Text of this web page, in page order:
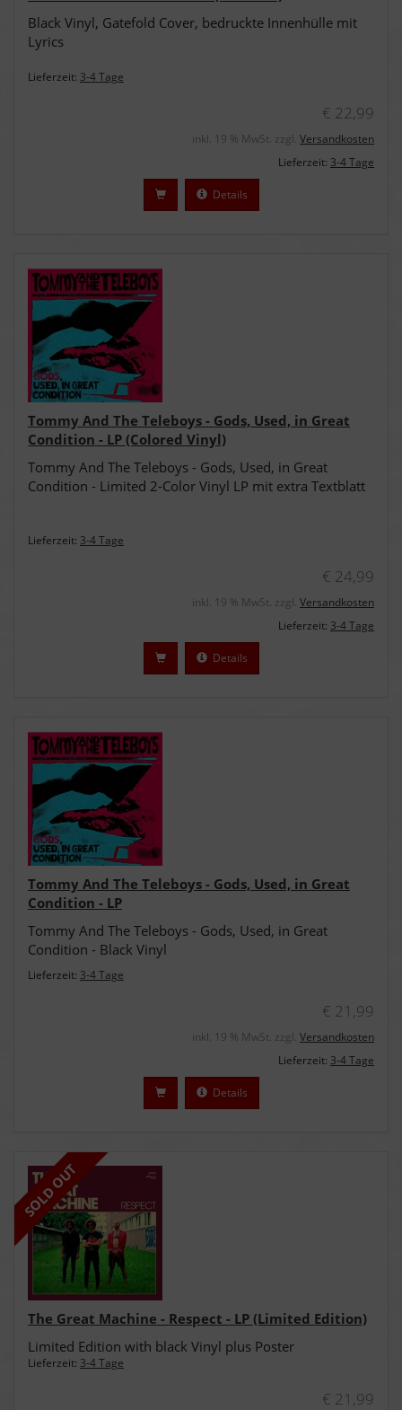
Black Vinyl, Gatefold Cover, bedruckte Innenhülle mit
Lyrics
Lieferzeit: 3-4 Tage
€ 22,99
inkl. 19 % MwSt. zzgl. Versandkosten
Lieferzeit: 3-4 Tage
Details
Tommy And The Teleboys - Gods, Used, in Great
Condition - LP (Colored Vinyl)
Tommy And The Teleboys - Gods, Used, in Great
Condition - Limited 2-Color Vinyl LP mit extra Textblatt
Lieferzeit: 3-4 Tage
€ 24,99
inkl. 19 % MwSt. zzgl. Versandkosten
Lieferzeit: 3-4 Tage
Details
Tommy And The Teleboys - Gods, Used, in Great
Condition - LP
Tommy And The Teleboys - Gods, Used, in Great
Condition - Black Vinyl
Lieferzeit: 3-4 Tage
€ 21,99
inkl. 19 % MwSt. zzgl. Versandkosten
Lieferzeit: 3-4 Tage
Details
SOLD OUT
The Great Machine - Respect - LP (Limited Edition)
Limited Edition with black Vinyl plus Poster
Lieferzeit: 3-4 Tage
€ 21,99